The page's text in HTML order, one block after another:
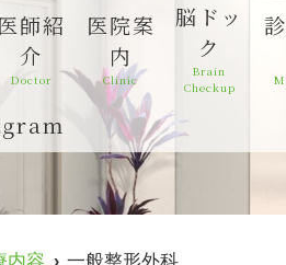
医師紹
介
Doctor
医院案
内
Clinic
脳ドッ
ク
Brain
Checkup